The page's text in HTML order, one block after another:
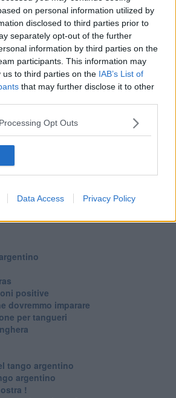
on personal information utilized by
disclosed to third parties prior to
separately opt-out of the further
information by third parties on the
participants. This information may
us to third parties on the IAB’s List of
that may further disclose it to other
Opt Outs
Data Access Privacy Policy
principali della Toscana iscriviti alla
ToscanaMedia.Arriva gratis tutti i giorni
nella tua casella di posta.
anche:
di Maria Caruso
pista
nel tango argentino
positive
dovremmo imparare
per tangueri
tango argentino
argentino
!